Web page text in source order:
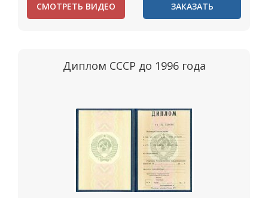
СМОТРЕТЬ ВИДЕО ЗАКАЗАТЬ
Диплом СССР до 1996 года